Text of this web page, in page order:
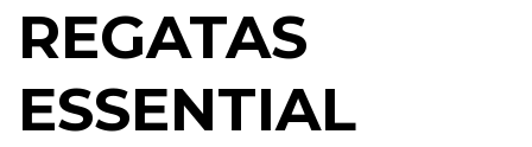
REGATAS
ESSENTIAL